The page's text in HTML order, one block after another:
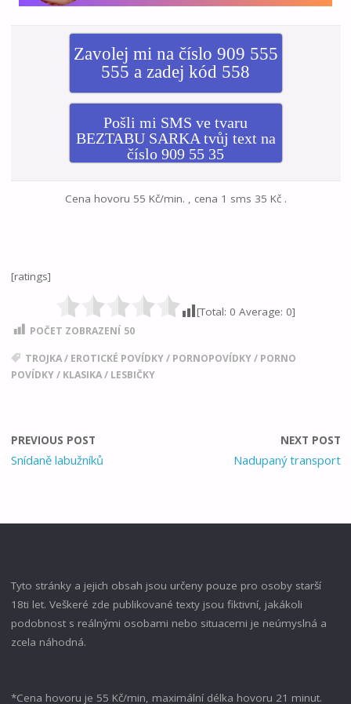
Zavolej mi na číslo 909 555
555 a zadej kód 558
Pošli mi SMS ve tvaru
BEZTABU SARKA tvůj text na
číslo 909 55 35
Cena hovoru 55 Kč/min. , cena 1 sms 35 Kč .
[ratings]
[Total: 0 Average: 0]
POČET ZOBRAZENÍ 50
TROJKA/ EROTICKÉ POVÍDKY/ PORNOPOVÍDKY/ PORNO
POVÍDKY/ KLASIKA/ LESBIČKY
PREVIOUS POST
Snídaně labužníků
NEXT POST
Nadupaný transport
Tyto stránky a jejich obsah jsou určeny pouze pro osoby starší
18ti let. Veškeré zde publikované texty jsou fiktivní, jakákoli
podobnost s reálnými osobami nebo situacemi je neúmyslná a
zcela náhodná.
*Cena hovoru je 55 Kč/min, maximální délka hovoru 21 minut.